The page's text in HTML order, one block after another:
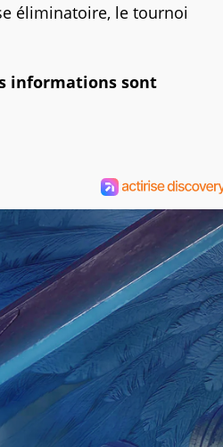
éliminatoire, le tournoi
informations sont